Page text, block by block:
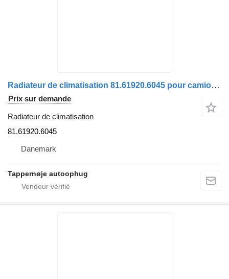
Radiateur de climatisation 81.61920.6045 pour camion MAN
Prix sur demande
Radiateur de climatisation
81.61920.6045
Danemark
Tappernøje autoophug